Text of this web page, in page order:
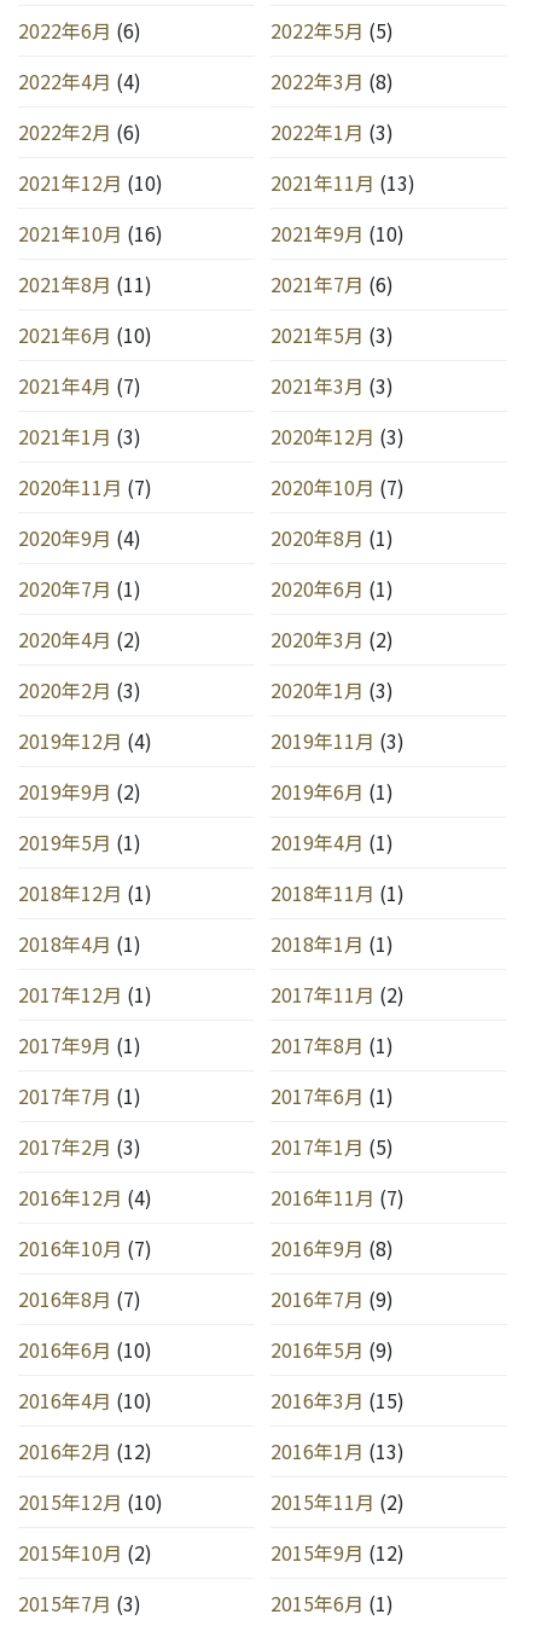
2022年6月 (6) 2022年5月 (5)
2022年4月 (4) 2022年3月 (8)
2022年2月 (6) 2022年1月 (3)
2021年12月 (10) 2021年11月 (13)
2021年10月 (16) 2021年9月 (10)
2021年8月 (11) 2021年7月 (6)
2021年6月 (10) 2021年5月 (3)
2021年4月 (7) 2021年3月 (3)
2021年1月 (3) 2020年12月 (3)
2020年11月 (7) 2020年10月 (7)
2020年9月 (4) 2020年8月 (1)
2020年7月 (1) 2020年6月 (1)
2020年4月 (2) 2020年3月 (2)
2020年2月 (3) 2020年1月 (3)
2019年12月 (4) 2019年11月 (3)
2019年9月 (2) 2019年6月 (1)
2019年5月 (1) 2019年4月 (1)
2018年12月 (1) 2018年11月 (1)
2018年4月 (1) 2018年1月 (1)
2017年12月 (1) 2017年11月 (2)
2017年9月 (1) 2017年8月 (1)
2017年7月 (1) 2017年6月 (1)
2017年2月 (3) 2017年1月 (5)
2016年12月 (4) 2016年11月 (7)
2016年10月 (7) 2016年9月 (8)
2016年8月 (7) 2016年7月 (9)
2016年6月 (10) 2016年5月 (9)
2016年4月 (10) 2016年3月 (15)
2016年2月 (12) 2016年1月 (13)
2015年12月 (10) 2015年11月 (2)
2015年10月 (2) 2015年9月 (12)
2015年7月 (3) 2015年6月 (1)